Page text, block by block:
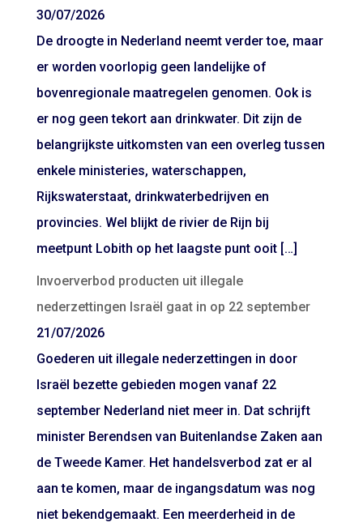
30/07/2026
De droogte in Nederland neemt verder toe, maar
er worden voorlopig geen landelijke of
bovenregionale maatregelen genomen. Ook is
er nog geen tekort aan drinkwater. Dit zijn de
belangrijkste uitkomsten van een overleg tussen
enkele ministeries, waterschappen,
Rijkswaterstaat, drinkwaterbedrijven en
provincies. Wel blijkt de rivier de Rijn bij
meetpunt Lobith op het laagste punt ooit […]
Invoerverbod producten uit illegale
nederzettingen Israël gaat in op 22 september
21/07/2026
Goederen uit illegale nederzettingen in door
Israël bezette gebieden mogen vanaf 22
september Nederland niet meer in. Dat schrijft
minister Berendsen van Buitenlandse Zaken aan
de Tweede Kamer. Het handelsverbod zat er al
aan te komen, maar de ingangsdatum was nog
niet bekendgemaakt. Een meerderheid in de